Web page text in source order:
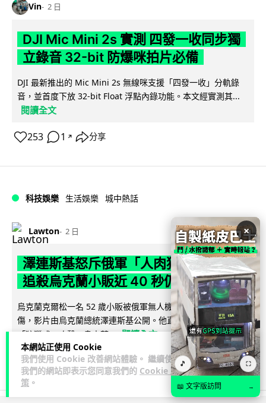
本網站正使用 Cookie
我們使用 Cookie 改善網站體驗。 繼續使用
我們的網站即表示您同意我們的 Cookie 政
策 。
Vin 2 日
DJI Mic Mini 2s 實測 四發一收同步獨
立錄音 32-bit 防爆咪拍片必備
DJI 最新推出的 Mic Mini 2s 無線咪支援「四發一收」分軌錄
音，並首度下放 32-bit Float 浮點內錄功能。本文經實測其...
閱讀全文
253 1 ↗ 分享
科技娛樂 生活娛樂 城中熱話
Lawton 2 日
澤連斯基怒斥俄軍「人肉狩獵」 無人機
追殺烏克蘭小販近 40 秒仍被炸傷
烏克蘭克爾松一名 52 歲小販被俄軍無人機追擊近 40 秒後被炸
傷，影片由烏克蘭總統澤連斯基公開。他直斥俄軍對平民進行
「狩獵式」攻擊，烏克蘭... 閱讀全文
138 41 ↗ 分享
×
🎵 ⛶
📖 文字版訪問 →